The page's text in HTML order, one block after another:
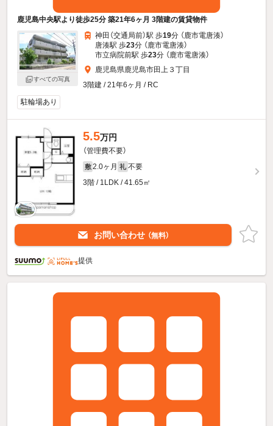
鹿児島中央駅より徒歩25分 築21年6ヶ月 3階建の賃貸物件
すべての写真
神田（交通局前）駅 歩19分 （鹿市電唐湊）
唐湊駅 歩23分 （鹿市電唐湊）
市立病院前駅 歩23分 （鹿市電唐湊）
鹿児島県鹿児島市田上３丁目
3階建 / 21年6ヶ月 / RC
駐輪場あり
5.5万円
（管理費不要）
敷 2.0ヶ月 礼 不要
3階 / 1LDK / 41.65㎡
お問い合わせ （無料）
提供